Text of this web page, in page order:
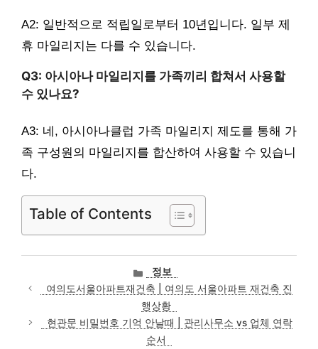
A2: 일반적으로 적립일로부터 10년입니다. 일부 제
휴 마일리지는 다를 수 있습니다.
Q3: 아시아나 마일리지를 가족끼리 합쳐서 사용할
수 있나요?
A3: 네, 아시아나클럽 가족 마일리지 제도를 통해 가
족 구성원의 마일리지를 합산하여 사용할 수 있습니
다.
Table of Contents
카
테
고
리
정보
여의도서울아파트재건축 | 여의도 서울아파트 재건축 진
행상황
현관문 비밀번호 기억 안날때 | 관리사무소 vs 업체 연락
순서